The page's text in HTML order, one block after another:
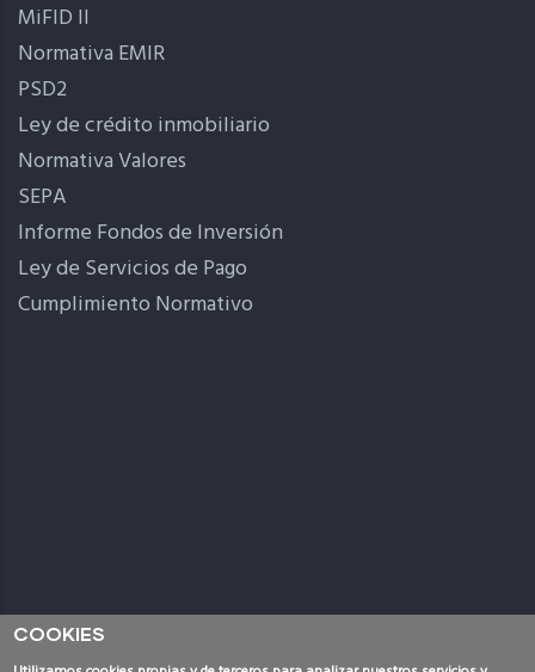
MiFID II
Normativa EMIR
PSD2
Ley de crédito inmobiliario
Normativa Valores
SEPA
Informe Fondos de Inversión
Ley de Servicios de Pago
Cumplimiento Normativo
COOKIES